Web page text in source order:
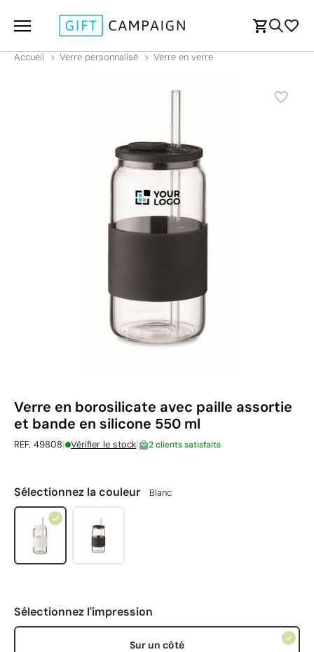
Accueil Verre personnalisé Verre en verre
Verre en borosilicate avec paille assortie
et bande en silicone 550 ml
REF. 49808| Vérifier le stock| 2 clients satisfaits
Sélectionnez la couleur Blanc
Sélectionnez l'impression
Sur un côté